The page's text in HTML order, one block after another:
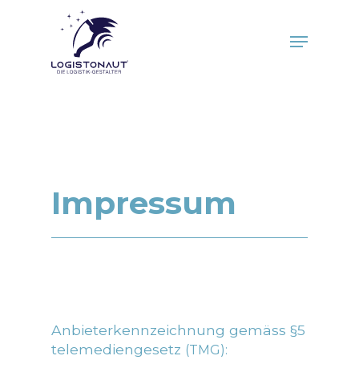
Menu
Impressum
Anbieterkennzeichnung gemäss §5
telemediengesetz (TMG):